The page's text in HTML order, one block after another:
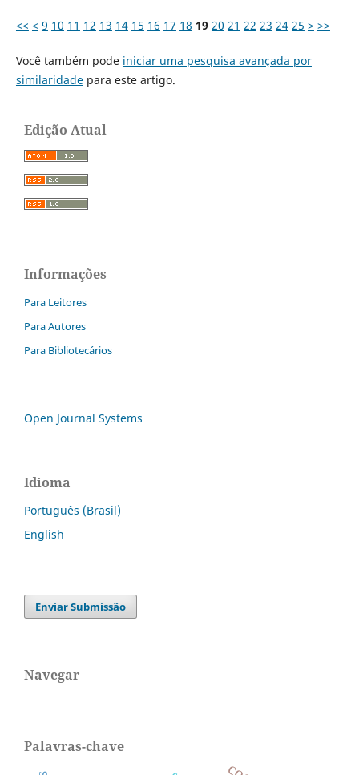
<< < 9 10 11 12 13 14 15 16 17 18 19 20 21 22 23 24 25 > >>
Você também pode iniciar uma pesquisa avançada por
similaridadepara este artigo.
Edição Atual
Informações
Para Leitores
Para Autores
Para Bibliotecários
Open Journal Systems
Idioma
Português (Brasil)
English
Enviar Submissão
Navegar
Palavras-chave